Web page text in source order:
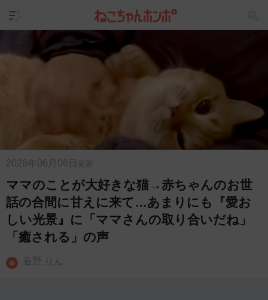
2026年06月06日 更新
ママのことが大好きな猫→赤ちゃんのお世
話の合間に甘えに来て…あまりにも『愛お
しい光景』に「ママさんの取り合いだね」
「癒される」の声
春野 りん